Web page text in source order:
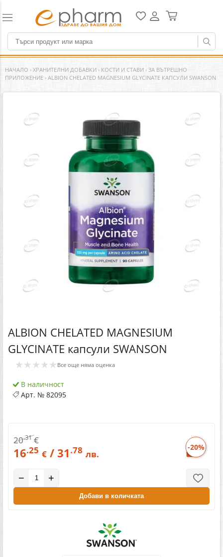
НАЧАЛО › ХРАНИТЕЛНИ ДОБАВКИ › КОСТИ И СТАВИ › ЗА ВЪТРЕШНО
ПРИЛОЖЕНИЕ › ALBION CHELATED MAGNESIUM GLYCINATE КАПСУЛИ SWANSON
ALBION CHELATED MAGNESIUM
GLYCINATE капсули SWANSON
★★★★★ Все още няма оценка
В наличност
Арт. № 82095
-20%
20.31€
16.25 € / 31 .78 лв.
− +
Добави в количката